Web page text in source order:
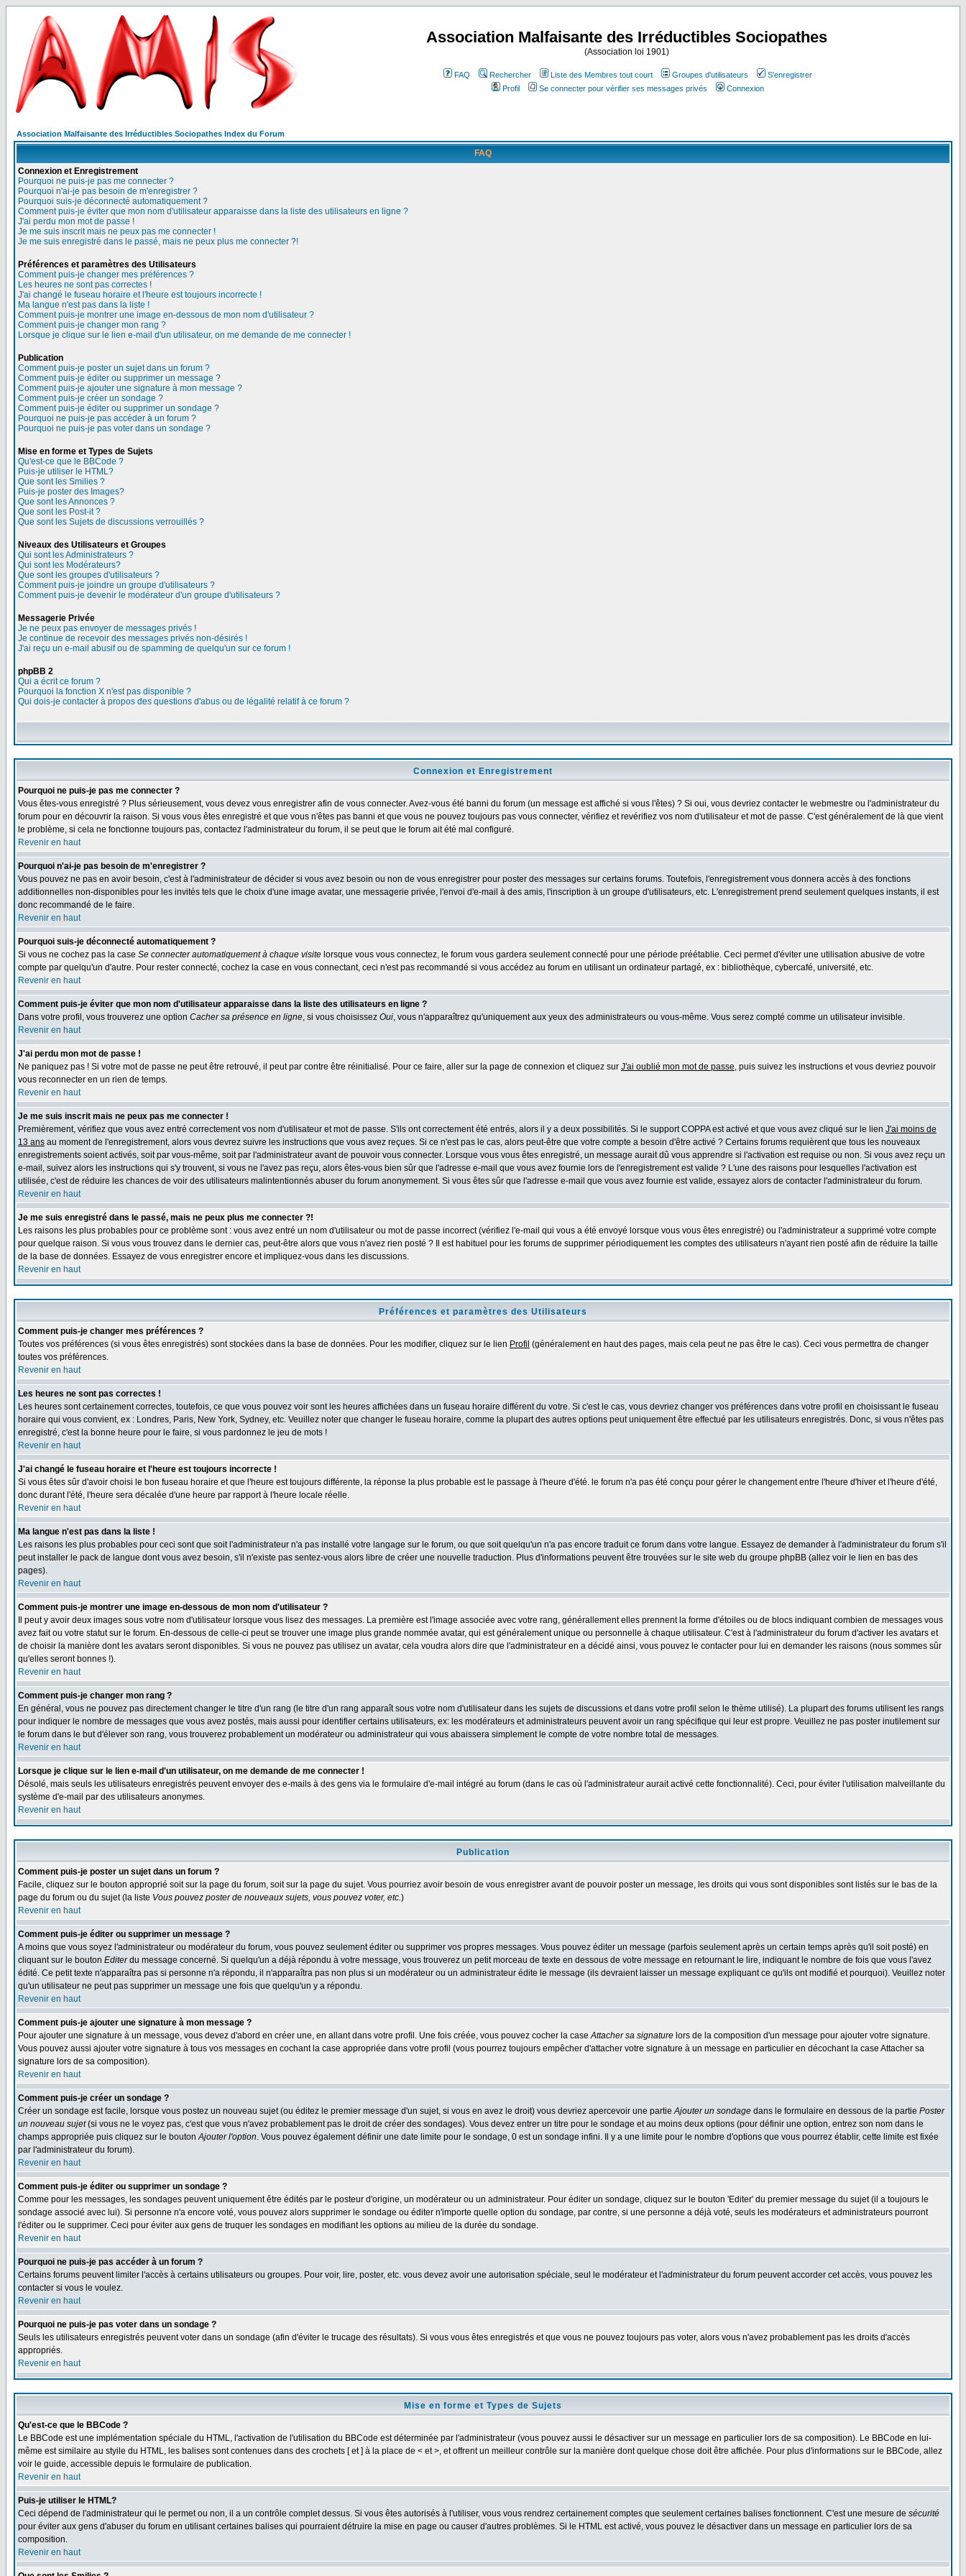
Association Malfaisante des Irréductibles Sociopathes
(Association loi 1901)
FAQ Rechercher Liste des Membres tout court Groupes d'utilisateurs
S'enregistrer
Profil
Se connecter pour vérifier ses messages privés Connexion
Association Malfaisante des Irréductibles Sociopathes Index du Forum
FAQ
Connexion et Enregistrement
Pourquoi ne puis-je pas me connecter ?
Pourquoi n'ai-je pas besoin de m'enregistrer ?
Pourquoi suis-je déconnecté automatiquement ?
Comment puis-je éviter que mon nom d'utilisateur apparaisse dans la liste des utilisateurs en ligne ?
J'ai perdu mon mot de passe !
Je me suis inscrit mais ne peux pas me connecter !
Je me suis enregistré dans le passé, mais ne peux plus me connecter ?!
Préférences et paramètres des Utilisateurs
Comment puis-je changer mes préférences ?
Les heures ne sont pas correctes !
J'ai changé le fuseau horaire et l'heure est toujours incorrecte !
Ma langue n'est pas dans la liste !
Comment puis-je montrer une image en-dessous de mon nom d'utilisateur ?
Comment puis-je changer mon rang ?
Lorsque je clique sur le lien e-mail d'un utilisateur, on me demande de me connecter !
Publication
Comment puis-je poster un sujet dans un forum ?
Comment puis-je éditer ou supprimer un message ?
Comment puis-je ajouter une signature à mon message ?
Comment puis-je créer un sondage ?
Comment puis-je éditer ou supprimer un sondage ?
Pourquoi ne puis-je pas accéder à un forum ?
Pourquoi ne puis-je pas voter dans un sondage ?
Mise en forme et Types de Sujets
Qu'est-ce que le BBCode ?
Puis-je utiliser le HTML?
Que sont les Smilies ?
Puis-je poster des Images?
Que sont les Annonces ?
Que sont les Post-it ?
Que sont les Sujets de discussions verrouillés ?
Niveaux des Utilisateurs et Groupes
Qui sont les Administrateurs ?
Qui sont les Modérateurs?
Que sont les groupes d'utilisateurs ?
Comment puis-je joindre un groupe d'utilisateurs ?
Comment puis-je devenir le modérateur d'un groupe d'utilisateurs ?
Messagerie Privée
Je ne peux pas envoyer de messages privés !
Je continue de recevoir des messages privés non-désirés !
J'ai reçu un e-mail abusif ou de spamming de quelqu'un sur ce forum !
phpBB 2
Qui a écrit ce forum ?
Pourquoi la fonction X n'est pas disponible ?
Qui dois-je contacter à propos des questions d'abus ou de légalité relatif à ce forum ?
Connexion et Enregistrement
Pourquoi ne puis-je pas me connecter ?
Vous êtes-vous enregistré ? Plus sérieusement, vous devez vous enregistrer afin de vous connecter. Avez-vous été banni du forum (un message est affiché si vous l'êtes) ? Si oui, vous devriez contacter le webmestre ou l'administrateur du
forum pour en découvrir la raison. Si vous vous êtes enregistré et que vous n'êtes pas banni et que vous ne pouvez toujours pas vous connecter, vérifiez et revérifiez vos nom d'utilisateur et mot de passe. C'est généralement de là que vient
le problème, si cela ne fonctionne toujours pas, contactez l'administrateur du forum, il se peut que le forum ait été mal configuré.
Revenir en haut
Pourquoi n'ai-je pas besoin de m'enregistrer ?
Vous pouvez ne pas en avoir besoin, c'est à l'administrateur de décider si vous avez besoin ou non de vous enregistrer pour poster des messages sur certains forums. Toutefois, l'enregistrement vous donnera accès à des fonctions
additionnelles non-disponibles pour les invités tels que le choix d'une image avatar, une messagerie privée, l'envoi d'e-mail à des amis, l'inscription à un groupe d'utilisateurs, etc. L'enregistrement prend seulement quelques instants, il est
donc recommandé de le faire.
Revenir en haut
Pourquoi suis-je déconnecté automatiquement ?
Si vous ne cochez pas la case Se connecter automatiquement à chaque visite lorsque vous vous connectez, le forum vous gardera seulement connecté pour une période préétablie. Ceci permet d'éviter une utilisation abusive de votre
compte par quelqu'un d'autre. Pour rester connecté, cochez la case en vous connectant, ceci n'est pas recommandé si vous accédez au forum en utilisant un ordinateur partagé, ex : bibliothèque, cybercafé, université, etc.
Revenir en haut
Comment puis-je éviter que mon nom d'utilisateur apparaisse dans la liste des utilisateurs en ligne ?
Dans votre profil, vous trouverez une option Cacher sa présence en ligne, si vous choisissez Oui, vous n'apparaîtrez qu'uniquement aux yeux des administrateurs ou vous-même. Vous serez compté comme un utilisateur invisible.
Revenir en haut
J'ai perdu mon mot de passe !
Ne paniquez pas ! Si votre mot de passe ne peut être retrouvé, il peut par contre être réinitialisé. Pour ce faire, aller sur la page de connexion et cliquez sur J'ai oublié mon mot de passe, puis suivez les instructions et vous devriez pouvoir
vous reconnecter en un rien de temps.
Revenir en haut
Je me suis inscrit mais ne peux pas me connecter !
Premièrement, vérifiez que vous avez entré correctement vos nom d'utilisateur et mot de passe. S'ils ont correctement été entrés, alors il y a deux possibilités. Si le support COPPA est activé et que vous avez cliqué sur le lien J'ai moins de
13 ans au moment de l'enregistrement, alors vous devrez suivre les instructions que vous avez reçues. Si ce n'est pas le cas, alors peut-être que votre compte a besoin d'être activé ? Certains forums requièrent que tous les nouveaux
enregistrements soient activés, soit par vous-même, soit par l'administrateur avant de pouvoir vous connecter. Lorsque vous vous êtes enregistré, un message aurait dû vous apprendre si l'activation est requise ou non. Si vous avez reçu un
e-mail, suivez alors les instructions qui s'y trouvent, si vous ne l'avez pas reçu, alors êtes-vous bien sûr que l'adresse e-mail que vous avez fournie lors de l'enregistrement est valide ? L'une des raisons pour lesquelles l'activation est
utilisée, c'est de réduire les chances de voir des utilisateurs malintentionnés abuser du forum anonymement. Si vous êtes sûr que l'adresse e-mail que vous avez fournie est valide, essayez alors de contacter l'administrateur du forum.
Revenir en haut
Je me suis enregistré dans le passé, mais ne peux plus me connecter ?!
Les raisons les plus probables pour ce problème sont : vous avez entré un nom d'utilisateur ou mot de passe incorrect (vérifiez l'e-mail qui vous a été envoyé lorsque vous vous êtes enregistré) ou l'administrateur a supprimé votre compte
pour quelque raison. Si vous vous trouvez dans le dernier cas, peut-être alors que vous n'avez rien posté ? Il est habituel pour les forums de supprimer périodiquement les comptes des utilisateurs n'ayant rien posté afin de réduire la taille
de la base de données. Essayez de vous enregistrer encore et impliquez-vous dans les discussions.
Revenir en haut
Préférences et paramètres des Utilisateurs
Comment puis-je changer mes préférences ?
Toutes vos préférences (si vous êtes enregistrés) sont stockées dans la base de données. Pour les modifier, cliquez sur le lien Profil (généralement en haut des pages, mais cela peut ne pas être le cas). Ceci vous permettra de changer
toutes vos préférences.
Revenir en haut
Les heures ne sont pas correctes !
Les heures sont certainement correctes, toutefois, ce que vous pouvez voir sont les heures affichées dans un fuseau horaire différent du votre. Si c'est le cas, vous devriez changer vos préférences dans votre profil en choisissant le fuseau
horaire qui vous convient, ex : Londres, Paris, New York, Sydney, etc. Veuillez noter que changer le fuseau horaire, comme la plupart des autres options peut uniquement être effectué par les utilisateurs enregistrés. Donc, si vous n'êtes pas
enregistré, c'est la bonne heure pour le faire, si vous pardonnez le jeu de mots !
Revenir en haut
J'ai changé le fuseau horaire et l'heure est toujours incorrecte !
Si vous êtes sûr d'avoir choisi le bon fuseau horaire et que l'heure est toujours différente, la réponse la plus probable est le passage à l'heure d'été. le forum n'a pas été conçu pour gérer le changement entre l'heure d'hiver et l'heure d'été,
donc durant l'été, l'heure sera décalée d'une heure par rapport à l'heure locale réelle.
Revenir en haut
Ma langue n'est pas dans la liste !
Les raisons les plus probables pour ceci sont que soit l'administrateur n'a pas installé votre langage sur le forum, ou que soit quelqu'un n'a pas encore traduit ce forum dans votre langue. Essayez de demander à l'administrateur du forum s'il
peut installer le pack de langue dont vous avez besoin, s'il n'existe pas sentez-vous alors libre de créer une nouvelle traduction. Plus d'informations peuvent être trouvées sur le site web du groupe phpBB (allez voir le lien en bas des
pages).
Revenir en haut
Comment puis-je montrer une image en-dessous de mon nom d'utilisateur ?
Il peut y avoir deux images sous votre nom d'utilisateur lorsque vous lisez des messages. La première est l'image associée avec votre rang, générallement elles prennent la forme d'étoiles ou de blocs indiquant combien de messages vous
avez fait ou votre statut sur le forum. En-dessous de celle-ci peut se trouver une image plus grande nommée avatar, qui est généralement unique ou personnelle à chaque utilisateur. C'est à l'administrateur du forum d'activer les avatars et
de choisir la manière dont les avatars seront disponibles. Si vous ne pouvez pas utilisez un avatar, cela voudra alors dire que l'administrateur en a décidé ainsi, vous pouvez le contacter pour lui en demander les raisons (nous sommes sûr
qu'elles seront bonnes !).
Revenir en haut
Comment puis-je changer mon rang ?
En général, vous ne pouvez pas directement changer le titre d'un rang (le titre d'un rang apparaît sous votre nom d'utilisateur dans les sujets de discussions et dans votre profil selon le thème utilisé). La plupart des forums utilisent les rangs
pour indiquer le nombre de messages que vous avez postés, mais aussi pour identifier certains utilisateurs, ex: les modérateurs et administrateurs peuvent avoir un rang spécifique qui leur est propre. Veuillez ne pas poster inutilement sur
le forum dans le but d'élever son rang, vous trouverez probablement un modérateur ou administrateur qui vous abaissera simplement le compte de votre nombre total de messages.
Revenir en haut
Lorsque je clique sur le lien e-mail d'un utilisateur, on me demande de me connecter !
Désolé, mais seuls les utilisateurs enregistrés peuvent envoyer des e-mails à des gens via le formulaire d'e-mail intégré au forum (dans le cas où l'administrateur aurait activé cette fonctionnalité). Ceci, pour éviter l'utilisation malveillante du
système d'e-mail par des utilisateurs anonymes.
Revenir en haut
Publication
Comment puis-je poster un sujet dans un forum ?
Facile, cliquez sur le bouton approprié soit sur la page du forum, soit sur la page du sujet. Vous pourriez avoir besoin de vous enregistrer avant de pouvoir poster un message, les droits qui vous sont disponibles sont listés sur le bas de la
page du forum ou du sujet (la liste Vous pouvez poster de nouveaux sujets, vous pouvez voter, etc.)
Revenir en haut
Comment puis-je éditer ou supprimer un message ?
A moins que vous soyez l'administrateur ou modérateur du forum, vous pouvez seulement éditer ou supprimer vos propres messages. Vous pouvez éditer un message (parfois seulement après un certain temps après qu'il soit posté) en
cliquant sur le bouton Editerdu message concerné. Si quelqu'un a déjà répondu à votre message, vous trouverez un petit morceau de texte en dessous de votre message en retournant le lire, indiquant le nombre de fois que vous l'avez
édité. Ce petit texte n'apparaîtra pas si personne n'a répondu, il n'apparaîtra pas non plus si un modérateur ou un administrateur édite le message (ils devraient laisser un message expliquant ce qu'ils ont modifié et pourquoi). Veuillez noter
qu'un utilisateur ne peut pas supprimer un message une fois que quelqu'un y a répondu.
Revenir en haut
Comment puis-je ajouter une signature à mon message ?
Pour ajouter une signature à un message, vous devez d'abord en créer une, en allant dans votre profil. Une fois créée, vous pouvez cocher la caseAttacher sa signature lors de la composition d'un message pour ajouter votre signature.
Vous pouvez aussi ajouter votre signature à tous vos messages en cochant la case appropriée dans votre profil (vous pourrez toujours empêcher d'attacher votre signature à un message en particulier en décochant la case Attacher sa
signature lors de sa composition).
Revenir en haut
Comment puis-je créer un sondage ?
Créer un sondage est facile, lorsque vous postez un nouveau sujet (ou éditez le premier message d'un sujet, si vous en avez le droit) vous devriez apercevoir une partieAjouter un sondage dans le formulaire en dessous de la partie Poster
un nouveau sujet(si vous ne le voyez pas, c'est que vous n'avez probablement pas le droit de créer des sondages). Vous devez entrer un titre pour le sondage et au moins deux options (pour définir une option, entrez son nom dans le
champs appropriée puis cliquez sur le boutonAjouter l'option. Vous pouvez également définir une date limite pour le sondage, 0 est un sondage infini. Il y a une limite pour le nombre d'options que vous pourrez établir, cette limite est fixée
par l'administrateur du forum).
Revenir en haut
Comment puis-je éditer ou supprimer un sondage ?
Comme pour les messages, les sondages peuvent uniquement être édités par le posteur d'origine, un modérateur ou un administrateur. Pour éditer un sondage, cliquez sur le bouton 'Editer' du premier message du sujet (il a toujours le
sondage associé avec lui). Si personne n'a encore voté, vous pouvez alors supprimer le sondage ou éditer n'importe quelle option du sondage, par contre, si une personne a déjà voté, seuls les modérateurs et administrateurs pourront
l'éditer ou le supprimer. Ceci pour éviter aux gens de truquer les sondages en modifiant les options au milieu de la durée du sondage.
Revenir en haut
Pourquoi ne puis-je pas accéder à un forum ?
Certains forums peuvent limiter l'accès à certains utilisateurs ou groupes. Pour voir, lire, poster, etc. vous devez avoir une autorisation spéciale, seul le modérateur et l'administrateur du forum peuvent accorder cet accès, vous pouvez les
contacter si vous le voulez.
Revenir en haut
Pourquoi ne puis-je pas voter dans un sondage ?
Seuls les utilisateurs enregistrés peuvent voter dans un sondage (afin d'éviter le trucage des résultats). Si vous vous êtes enregistrés et que vous ne pouvez toujours pas voter, alors vous n'avez probablement pas les droits d'accès
appropriés.
Revenir en haut
Mise en forme et Types de Sujets
Qu'est-ce que le BBCode ?
Le BBCode est une implémentation spéciale du HTML, l'activation de l'utilisation du BBCode est déterminée par l'administrateur (vous pouvez aussi le désactiver sur un message en particulier lors de sa composition). Le BBCode en lui-
même est similaire au styile du HTML, les balises sont contenues dans des crochets [ et ] à la place de < et >, et offrent un meilleur contrôle sur la manière dont quelque chose doit être affichée. Pour plus d'informations sur le BBCode, allez
voir le guide, accessible depuis le formulaire de publication.
Revenir en haut
Puis-je utiliser le HTML?
Ceci dépend de l'administrateur qui le permet ou non, il a un contrôle complet dessus. Si vous êtes autorisés à l'utiliser, vous vous rendrez certainement comptes que seulement certaines balises fonctionnent. C'est une mesure de sécurité
pour éviter aux gens d'abuser du forum en utilisant certaines balises qui pourraient détruire la mise en page ou causer d'autres problèmes. Si le HTML est activé, vous pouvez le désactiver dans un message en particulier lors de sa
composition.
Revenir en haut